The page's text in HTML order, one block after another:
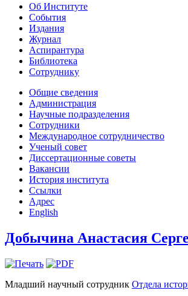
Об Институте
События
Издания
Журнал
Аспирантура
Библиотека
Сотруднику
Общие сведения
Администрация
Научные подразделения
Сотрудники
Международное сотрудничество
Ученый совет
Диссертационные советы
Вакансии
История института
Ссылки
Адрес
English
Добычина Анастасия
Младший научный сотрудник Отдела